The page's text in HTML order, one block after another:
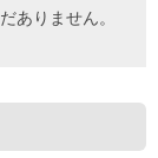
ありません。